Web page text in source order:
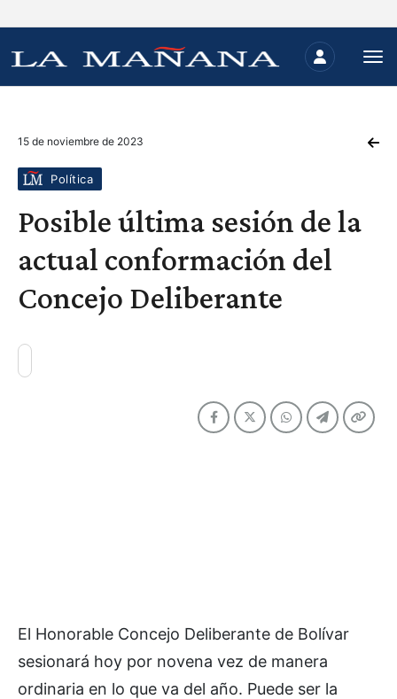
15 de noviembre de 2023
Política
Posible última sesión de la
actual conformación del
Concejo Deliberante
El Honorable Concejo Deliberante de Bolívar
sesionará hoy por novena vez de manera
ordinaria en lo que va del año. Puede ser la